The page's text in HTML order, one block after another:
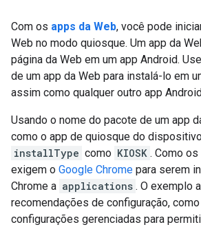
Com os apps da Web, você pode
Web no modo quiosque. Um app da
página da Web em um app Android.
de um app da Web para instalá-lo em
assim como qualquer outro app
Usando o nome do pacote de um app
como o app de quiosque do
installType como KIOSK . Como
exigem o Google Chrome para serem
Chrome a applications . O exemplo
recomendações de configuração,
configurações gerenciadas para